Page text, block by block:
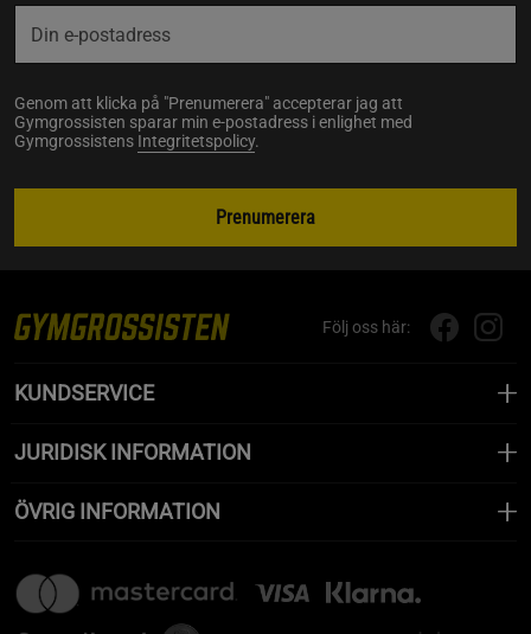
Genom att klicka på "Prenumerera" accepterar jag att
Gymgrossisten sparar min e-postadress i enlighet med
Gymgrossistens Integritetspolicy.
Prenumerera
Följ oss här:
KUNDSERVICE
JURIDISK INFORMATION
ÖVRIG INFORMATION